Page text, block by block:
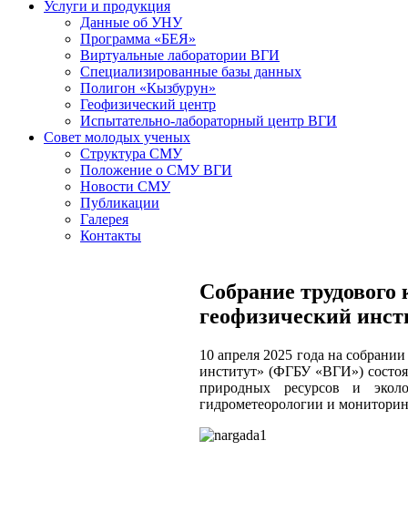
Услуги и продукция
Данные об УНУ
Программа «БЕЯ»
Виртуальные лаборатории ВГИ
Специализированные базы данных
Полигон «Кызбурун»
Геофизический центр
Испытательно-лабораторный центр ВГИ
Совет молодых ученых
Структура СМУ
Положение о СМУ ВГИ
Новости СМУ
Публикации
Галерея
Контакты
Собрание
геофизический
10 апреля 2025 года на
институт» (ФГБУ «ВГИ»)
природных ресурсов и
гидрометеорологии и